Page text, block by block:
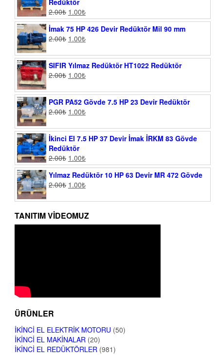
Redüktör
2.00₺ 1.00₺
İmak 75 HP 426 Devir Redüktör Mil 90 mm
2.00₺ 1.00₺
SIFIR Yılmaz Redüktör HT1022 Redüktör
2.00₺ 1.00₺
PGR PA52 Gövde 7.5 HP 23 Devir Redüktör
2.00₺ 1.00₺
İkinci El 7.5 HP 37 Devir İmak İRKM 83 Gövde
Redüktör
2.00₺ 1.00₺
Yılmaz Redüktör 10 HP 63 Devir MR 472 Gövde
2.00₺ 1.00₺
TANITIM VIDEOMUZ
ÜRÜNLER
İKINCI EL ELEKTRIK MOTORU (50)
İKINCI EL MAKINALAR (20)
İKINCI EL REDÜKTÖRLER (981)